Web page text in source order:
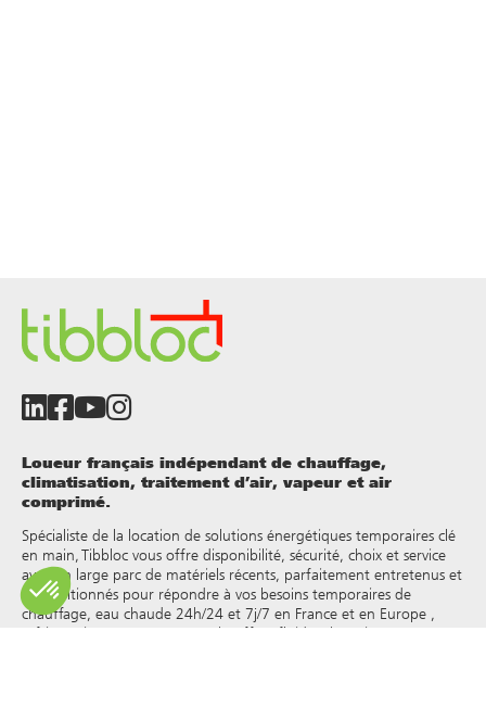
Loueur français indépendant de chauffage,
climatisation, traitement d’air, vapeur et air
comprimé.
Spécialiste de la location de solutions énergétiques temporaires clé
en main, Tibbloc vous offre disponibilité, sécurité, choix et service
avec un large parc de matériels récents, parfaitement entretenus et
reconditionnés pour répondre à vos besoins temporaires de
chauffage, eau chaude 24h/24 et 7j/7 en France et en Europe ,
réfrigération, vapeur, eau surchauffée, fluides thermiques et autres.